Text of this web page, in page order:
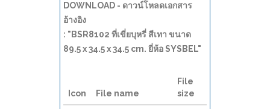
DOWNLOAD - ดาวน์โหลดเอกสาร
อ้างอิง
: "BSR8102 ที่เขี่ยบุหรี่ สีเทา ขนาด
89.5 x 34.5 x 34.5 cm. ยี่ห้อ SYSBEL"
Icon File name
File
size